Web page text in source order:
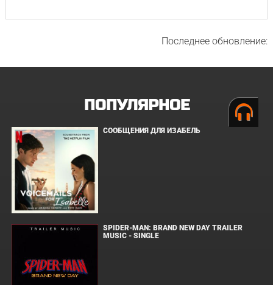
Последнее обновление:
ПОПУЛЯРНОЕ
СООБЩЕНИЯ ДЛЯ ИЗАБЕЛЬ
SPIDER-MAN: BRAND NEW DAY TRAILER
MUSIC - SINGLE